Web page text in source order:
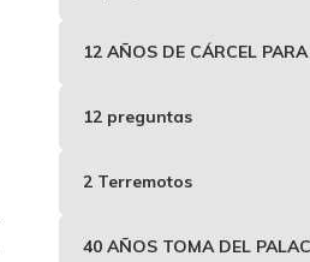
12 AÑOS DE CÁRCEL
12 preguntas
2 Terremotos
40 AÑOS TOMA DEL